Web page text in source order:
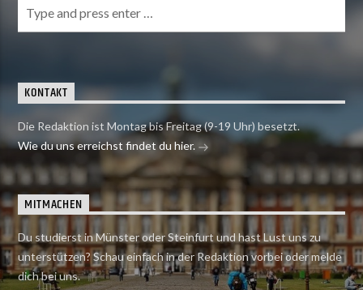
KONTAKT
Die Redaktion ist Montag bis Freitag (9-19 Uhr) besetzt.
Wie du uns erreichst findet du hier.
MITMACHEN
Du studierst in Münster oder Steinfurt und hast Lust uns zu
unterstützen? Schau einfach in der Redaktion vorbei oder melde
dich bei uns.